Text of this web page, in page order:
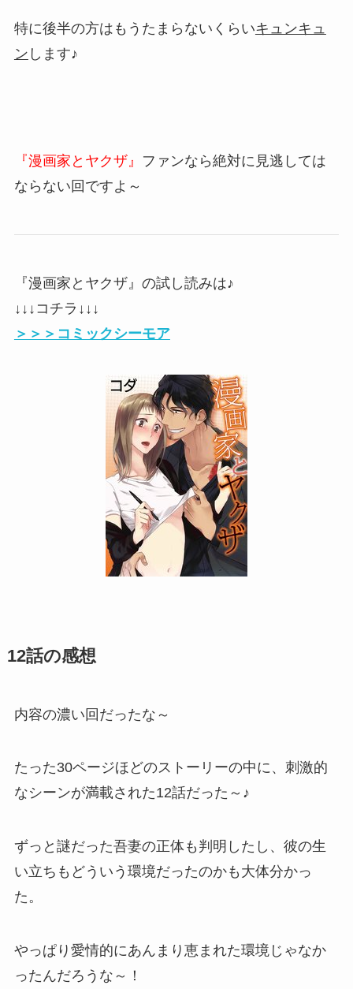
特に後半の方はもうたまらないくらいキュンキュ
ン します♪
『漫画家とヤクザ』
ファンなら絶対に見逃しては
ならない回ですよ～
『漫画家とヤクザ』の試し読みは♪
↓↓↓コチラ↓↓↓
＞＞＞コミックシーモア
12話の感想
内容の濃い回だったな～
たった30ページほどのストーリーの中に、刺激的
なシーンが満載された12話だった～♪
ずっと謎だった吾妻の正体も判明したし、彼の生
い立ちもどういう環境だったのかも大体分かっ
た。
やっぱり愛情的にあんまり恵まれた環境じゃなか
ったんだろうな～！